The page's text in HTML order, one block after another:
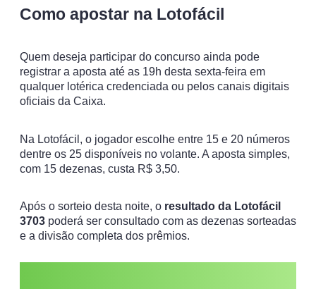
Como apostar na Lotofácil
Quem deseja participar do concurso ainda pode
registrar a aposta até as 19h desta sexta-feira em
qualquer lotérica credenciada ou pelos canais digitais
oficiais da Caixa.
Na Lotofácil, o jogador escolhe entre 15 e 20 números
dentre os 25 disponíveis no volante. A aposta simples,
com 15 dezenas, custa R$ 3,50.
Após o sorteio desta noite, o resultado da Lotofácil
3703 poderá ser consultado com as dezenas sorteadas
e a divisão completa dos prêmios.